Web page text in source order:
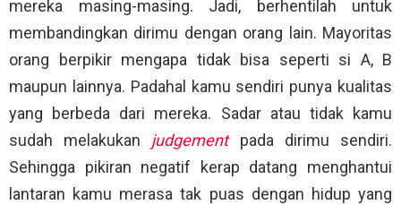
mereka masing-masing. Jadi, berhentilah untuk
membandingkan dirimu dengan orang lain. Mayoritas
orang berpikir mengapa tidak bisa seperti si A, B
maupun lainnya. Padahal kamu sendiri punya kualitas
yang berbeda dari mereka. Sadar atau tidak kamu
sudah melakukan judgement
pada dirimu sendiri.
Sehingga pikiran negatif kerap datang menghantui
lantaran kamu merasa tak puas dengan hidup yang